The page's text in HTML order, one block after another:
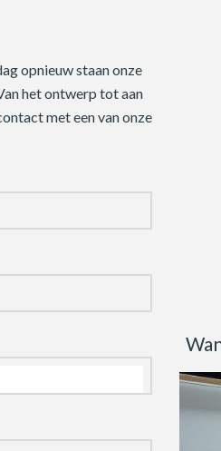
opnieuw staan onze
het ontwerp tot aan
met een van onze